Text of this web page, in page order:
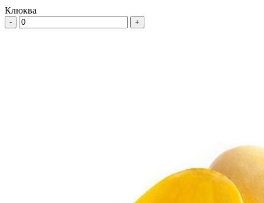
Клюква
- +